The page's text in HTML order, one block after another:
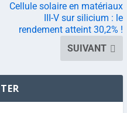
Cellule solaire en matériaux
III-V sur silicium : le
rendement atteint 30,2% !
SUIVANT